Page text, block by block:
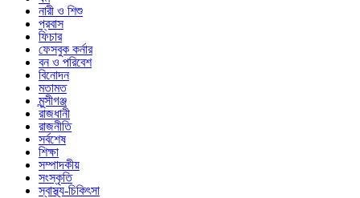
নারী ও শিশু
প্রবাস
ফিচার
ফেসবুক কর্নার
বন ও পরিবেশ
বিনোদন
মতামত
মুন্সীগঞ্জ
রাজধানী
রাজনীতি
সর্বশেষ
শিক্ষা
সম্পাদকীয়
সংস্কৃতি
স্বাস্থ্য-চিকিৎসা